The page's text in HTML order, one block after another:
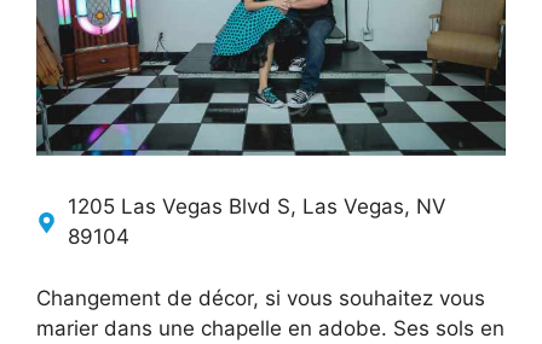
1205 Las Vegas Blvd S, Las Vegas, NV
89104
Changement de décor, si vous souhaitez vous
marier dans une chapelle en adobe. Ses sols en